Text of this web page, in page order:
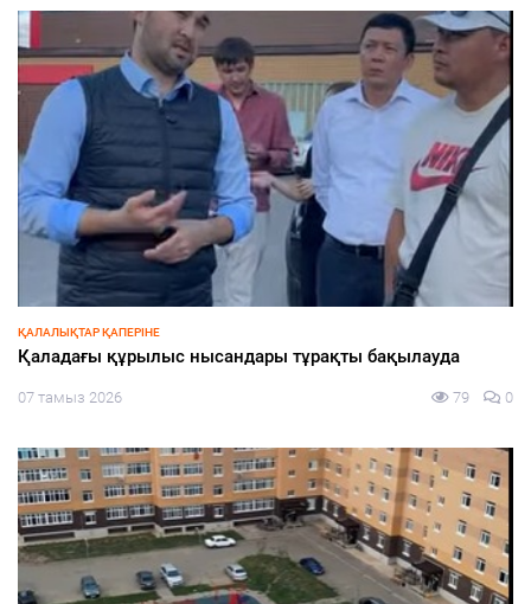
ҚАЛАЛЫҚТАР ҚАПЕРІНЕ
Қаладағы құрылыс нысандары тұрақты бақылауда
07 тамыз 2026 79 0